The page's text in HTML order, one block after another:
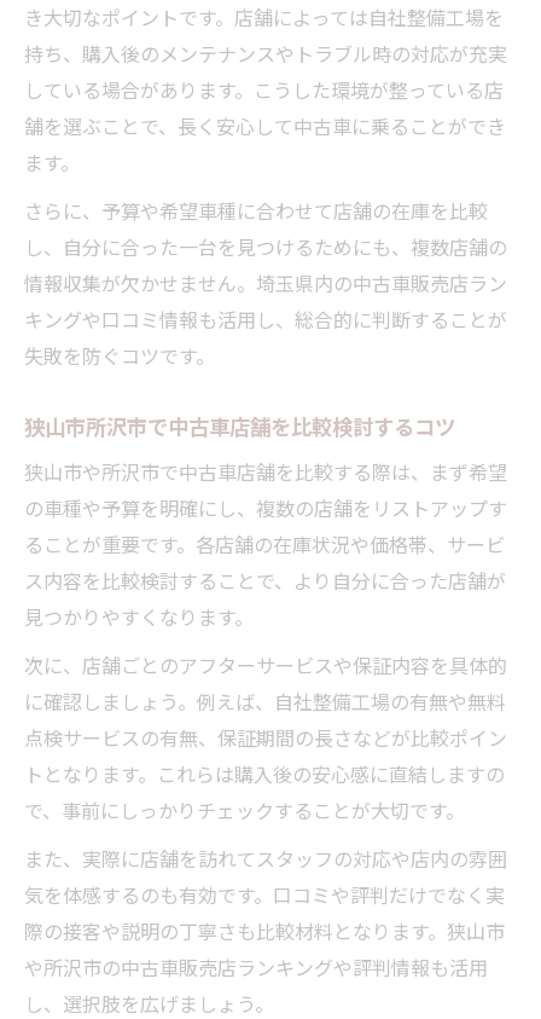
信頼性重視で選ぶ中古車店舗の特徴とは
口コミ件数や総合評価で中古車店を判断
未使用車や実用性重視の中古車選びの視点
価格以外に注目したい中古車選びの基準
中古車選びで後悔しない店舗比較の方法
店舗のサポート体制と中古車の品質を重視
軽自動車や維持費で選ぶ中古車店舗のポイ
ント
中古車の掲載台数や口コミから店舗を選ぶ
評判を活かした賢い中古車選びの方法まとめ
中古車店舗の口コミを見極める具体的な方
法
評判の高い中古車販売店のメリットを解説
口コミと店舗比較で失敗しない中古車選び
軽自動車や人気車種の評判を活用した選択
術
中古車ランキング情報を賢く使うコツ
アフターサービス重視の中古車店舗選び入門
自社整備工場のある中古車店舗の魅力とは
アフターサービスで選ぶ中古車店の選定法
保証やメンテナンスが充実した店舗の探し
方
き大切なポイントです。店舗によっては自社整備工場を
持ち、購入後のメンテナンスやトラブル時の対応が充実
している場合があります。こうした環境が整っている店
舗を選ぶことで、長く安心して中古車に乗ることができ
ます。
さらに、予算や希望車種に合わせて店舗の在庫を比較
し、自分に合った一台を見つけるためにも、複数店舗の
情報収集が欠かせません。埼玉県内の中古車販売店ラン
キングや口コミ情報も活用し、総合的に判断することが
失敗を防ぐコツです。
狭山市所沢市で中古車店舗を比較検討するコツ
狭山市や所沢市で中古車店舗を比較する際は、まず希望
の車種や予算を明確にし、複数の店舗をリストアップす
ることが重要です。各店舗の在庫状況や価格帯、サービ
ス内容を比較検討することで、より自分に合った店舗が
見つかりやすくなります。
次に、店舗ごとのアフターサービスや保証内容を具体的
に確認しましょう。例えば、自社整備工場の有無や無料
点検サービスの有無、保証期間の長さなどが比較ポイン
トとなります。これらは購入後の安心感に直結しますの
で、事前にしっかりチェックすることが大切です。
また、実際に店舗を訪れてスタッフの対応や店内の雰囲
気を体感するのも有効です。口コミや評判だけでなく実
際の接客や説明の丁寧さも比較材料となります。狭山市
や所沢市の中古車販売店ランキングや評判情報も活用
し、選択肢を広げましょう。